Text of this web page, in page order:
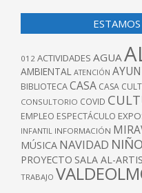
012 ACTIVIDADES AGUA
AMBIENTAL ATENCIÓN
BIBLIOTECACASA CASA
CONSULTORIO COVID
EMPLEO ESPECTÁCULO
INFANTIL INFORMACIÓN
MÚSICA NAVIDAD
PROYECTO SALA AL-ARTIS
TRABAJO